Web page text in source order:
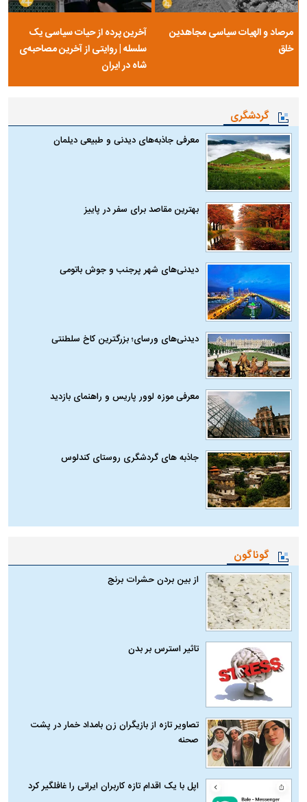
مرصاد و الهیات سیاسی مجاهدین
خلق
آخرین پرده از حیات سیاسی یک
سلسله | روایتی از آخرین مصاحبه‌ی
شاه در ایران
گردشگری
معرفی جاذبه‌های دیدنی و طبیعی دیلمان
بهترین مقاصد برای سفر در پاییز
دیدنی‌های شهر پرجنب و جوش باتومی
دیدنی‌های ورسای؛ بزرگترین کاخ سلطنتی
معرفی موزه لوور پاریس و راهنمای بازدید
جاذبه های گردشگری روستای کندلوس
گوناگون
از بین بردن حشرات برنج
تاثیر استرس بر بدن
تصاویر تازه از بازیگران زن بامداد خمار در پشت
صحنه
اپل با یک اقدام تازه کاربران ایرانی را غافلگیر کرد